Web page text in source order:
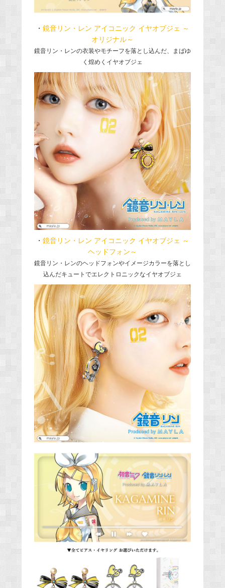
・ 鏡音リン・レン アイコニック イヤオブジェ ～
オリジナル～
鏡音リン・レンの衣装やモチーフを落とし込んだ、まばゆ
く煌めくイヤオブジェ
・ 鏡音リン・レン アイコニック イヤオブジェ ～
ヘッドフォン～
鏡音リン・レンのヘッドフォンやイメージカラーを落とし
込んだキュートでエレクトロニックなイヤオブジェ